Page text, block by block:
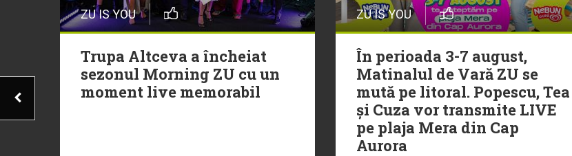
ZU IS YOU
Trupa Altceva a încheiat
sezonul Morning ZU cu un
moment live memorabil
ZU IS YOU
În perioada 3-7 august,
Matinalul de Vară ZU se
mută pe litoral. Popescu, Tea
și Cuza vor transmite LIVE
pe plaja Mera din Cap
Aurora